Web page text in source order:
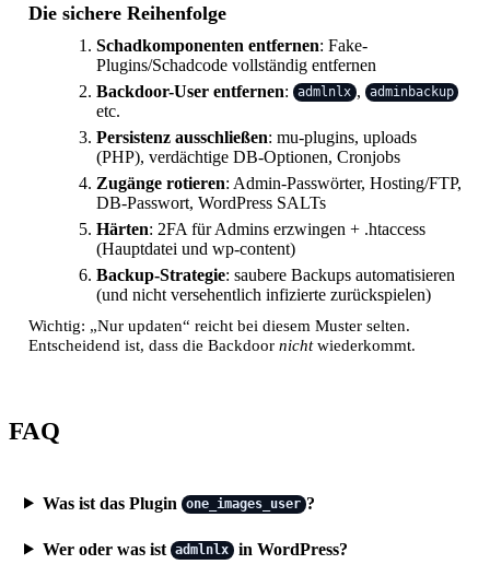
Die sichere Reihenfolge
Schadkomponenten entfernen: Fake-
Plugins/Schadcode vollständig entfernen
Backdoor-User entfernen: admlnlx , adminbackup
etc.
Persistenz ausschließen: mu-plugins, uploads
(PHP), verdächtige DB-Optionen, Cronjobs
Zugänge rotieren: Admin-Passwörter, Hosting/FTP,
DB-Passwort, WordPress SALTs
Härten: 2FA für Admins erzwingen + .htaccess
(Hauptdatei und wp-content)
Backup-Strategie: saubere Backups automatisieren
(und nicht versehentlich infizierte zurückspielen)
Wichtig: „Nur updaten“ reicht bei diesem Muster selten.
Entscheidend ist, dass die Backdoor nichtwiederkommt.
FAQ
Was ist das Plugin one_images_user ?
Wer oder was ist admlnlx in WordPress?